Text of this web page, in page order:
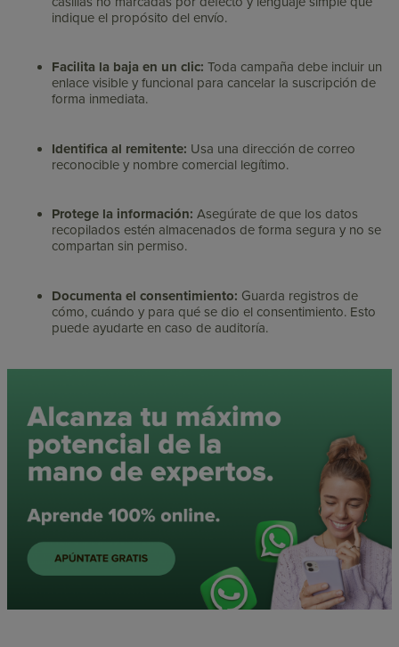
indique el propósito del envío.
Facilita la baja en un clic: Toda campaña debe incluir un
enlace visible y funcional para cancelar la suscripción de
forma inmediata.
Identifica al remitente: Usa una dirección de correo
reconocible y nombre comercial legítimo.
Protege la información: Asegúrate de que los datos
recopilados estén almacenados de forma segura y no se
compartan sin permiso.
Documenta el consentimiento: Guarda registros de
cómo, cuándo y para qué se dio el consentimiento. Esto
puede ayudarte en caso de auditoría.